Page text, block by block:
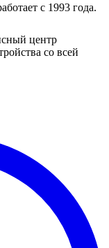
с 1993 года.
центр
со всей